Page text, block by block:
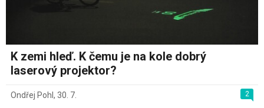
K zemi hleď. K čemu je na kole dobrý
laserový projektor?
2
Ondřej Pohl , 30. 7.